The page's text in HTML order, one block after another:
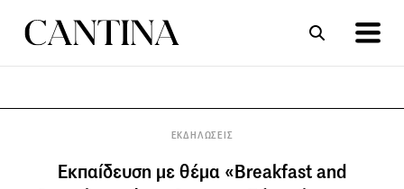
ΕΚΔΗΛΩΣΕΙΣ
Εκπαίδευση με θέμα «Breakfast and